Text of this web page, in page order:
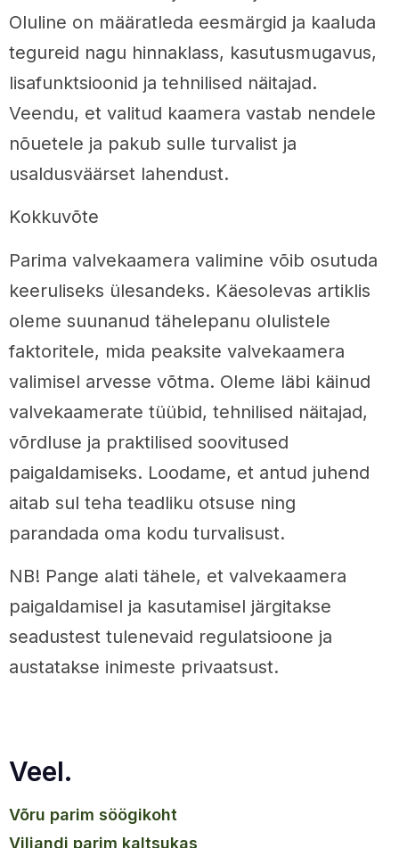
Oluline on määratleda eesmärgid ja kaaluda
tegureid nagu hinnaklass, kasutusmugavus,
lisafunktsioonid ja tehnilised näitajad.
Veendu, et valitud kaamera vastab nendele
nõuetele ja pakub sulle turvalist ja
usaldusväärset lahendust.
Kokkuvõte
Parima valvekaamera valimine võib osutuda
keeruliseks ülesandeks. Käesolevas artiklis
oleme suunanud tähelepanu olulistele
faktoritele, mida peaksite valvekaamera
valimisel arvesse võtma. Oleme läbi käinud
valvekaamerate tüübid, tehnilised näitajad,
võrdluse ja praktilised soovitused
paigaldamiseks. Loodame, et antud juhend
aitab sul teha teadliku otsuse ning
parandada oma kodu turvalisust.
NB! Pange alati tähele, et valvekaamera
paigaldamisel ja kasutamisel järgitakse
seadustest tulenevaid regulatsioone ja
austatakse inimeste privaatsust.
Veel.
võru parim söögikoht
viljandi parim kaltsukas